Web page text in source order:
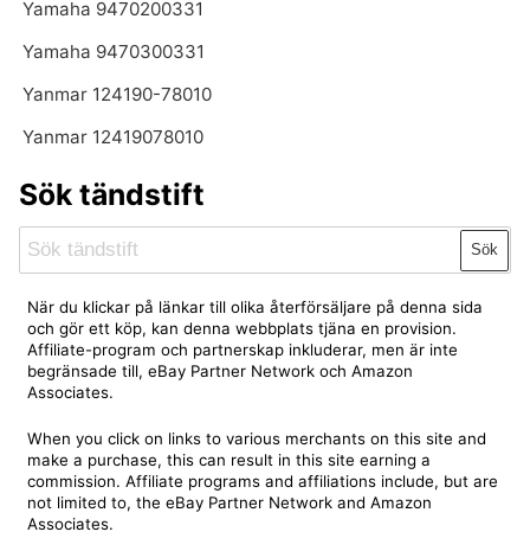
Yamaha 9470200331
Yamaha 9470300331
Yanmar 124190-78010
Yanmar 12419078010
Sök tändstift
Sök
När du klickar på länkar till olika återförsäljare på denna sida
och gör ett köp, kan denna webbplats tjäna en provision.
Affiliate-program och partnerskap inkluderar, men är inte
begränsade till, eBay Partner Network och Amazon
Associates.
When you click on links to various merchants on this site and
make a purchase, this can result in this site earning a
commission. Affiliate programs and affiliations include, but are
not limited to, the eBay Partner Network and Amazon
Associates.